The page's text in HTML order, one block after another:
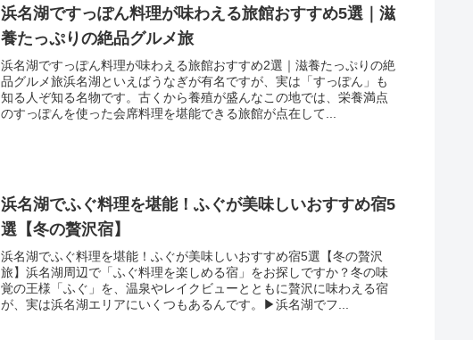
浜名湖ですっぽん料理が味わえる旅館おすすめ5選｜滋
養たっぷりの絶品グルメ旅
浜名湖ですっぽん料理が味わえる旅館おすすめ2選｜滋養たっぷりの絶
品グルメ旅浜名湖といえばうなぎが有名ですが、実は「すっぽん」も
知る人ぞ知る名物です。古くから養殖が盛んなこの地では、栄養満点
のすっぽんを使った会席料理を堪能できる旅館が点在して...
浜名湖でふぐ料理を堪能！ふぐが美味しいおすすめ宿5
選【冬の贅沢宿】
浜名湖でふぐ料理を堪能！ふぐが美味しいおすすめ宿5選【冬の贅沢
旅】浜名湖周辺で「ふぐ料理を楽しめる宿」をお探しですか？冬の味
覚の王様「ふぐ」を、温泉やレイクビューとともに贅沢に味わえる宿
が、実は浜名湖エリアにいくつもあるんです。▶浜名湖でフ...